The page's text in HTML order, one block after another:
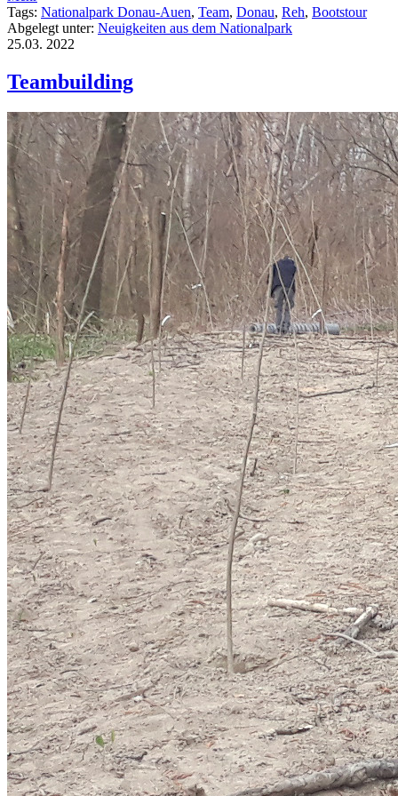
Tags: Nationalpark Donau-Auen, Team, Donau, Reh, Bootstour
Abgelegt unter: Neuigkeiten aus dem Nationalpark
25.03. 2022
Teambuilding